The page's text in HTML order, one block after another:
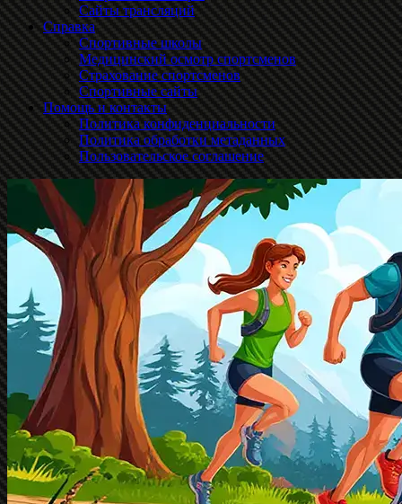
Сайты трансляций
Справка
Спортивные школы
Медицинский осмотр спортсменов
Страхование спортсменов
Спортивные сайты
Помощь и контакты
Политика конфиденциальности
Политика обработки метаданных
Пользовательское соглашение